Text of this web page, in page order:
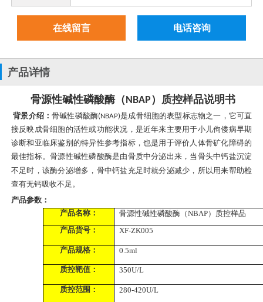
在线留言 电话咨询
产品详情
骨源性碱性磷酸酶（NBAP）质控样品说明书
背景介绍：骨碱性磷酸酶(NBAP)是成骨细胞的表型标志物之一，它可直
接反映成骨细胞的活性或功能状况，是近年来主要用于小儿佝偻病早期
诊断和亚临床鉴别的特异性参考指标，也是用于评价人体骨矿化障碍的
最佳指标。骨源性碱性磷酸酶是由骨质中分泌出来，当骨头中钙盐沉淀
不足时，该酶分泌增多，骨中钙盐充足时就分泌减少，所以用来帮助检
查有无钙吸收不足。
产品参数：
产品名称：
骨源性碱性磷酸酶（NBAP）质控样品
产品货号：
XF-ZK005
产品规格： 0.5ml
质控靶值： 350U/L
质控范围： 280-420U/L